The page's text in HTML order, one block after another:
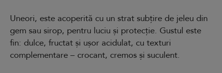
Uneori, este acoperită cu un strat subțire de jeleu din
gem sau sirop, pentru luciu și protecție. Gustul este
fin: dulce, fructat și ușor acidulat, cu texturi
complementare – crocant, cremos și suculent.